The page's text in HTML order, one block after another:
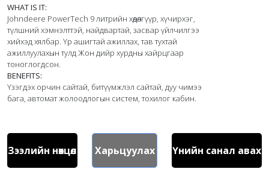
WHAT IS IT:
Johndeere PowerTech 9 литрийн хөдөлгүүр, хүчирхэг,
түлшний хэмнэлттэй, найдвартай, засвар үйлчилгээ
хийхэд хялбар. Үр ашигтай ажиллах, тав тухтай
ажиллуулахын тулд Жон дийр хурдны хайрцгаар
BENEFITS:
Үзэгдэх орчин сайтай, битүүмжлэл сайтай, дуу чимээ
бага, автомат жолоодлогын систем, тохилог кабин.
Зээлийн нөхцөл Харьцуулах Үнийн санал авах